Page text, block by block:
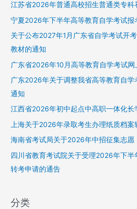
江苏省2026年普通高校招生普通类专科
宁夏2026年下半年高等教育自学考试报
关于公布2027年1月广东省自学考试开
教材的通知
广东省2026年10月高等教育自学考试网
广东2026年关于调整我省高等教育自
通知
江西省2026年初中起点中高职一体化长
上海关于2026年录取考生办理纸质档
海南省考试局关于2026年中招征集志
四川省教育考试院关于受理2026年下
转考申请的通告
分类